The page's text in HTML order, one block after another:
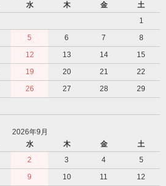
水 木 金
土
1
5 6 7
8
12 13 14
15
19 20 21
22
26 27 28
29
2026年9月
水 木 金
土
2 3 4
5
9 10 11
12